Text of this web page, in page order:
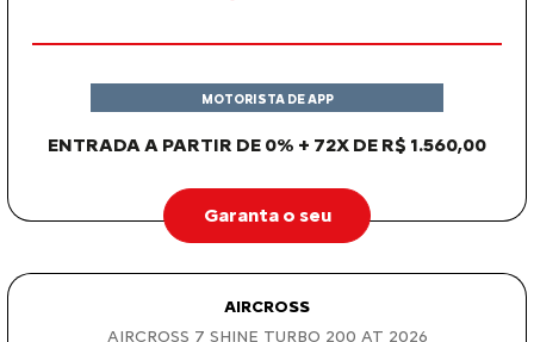
ENTRADA A PARTIR DE 0% + 72X DE R$ 1.560,00
MOTORISTA DE APP
Garanta o seu
AIRCROSS
AIRCROSS 7 SHINE TURBO 200 AT 2026